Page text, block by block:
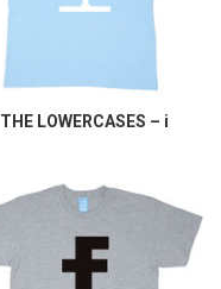
THE LOWERCASES – i